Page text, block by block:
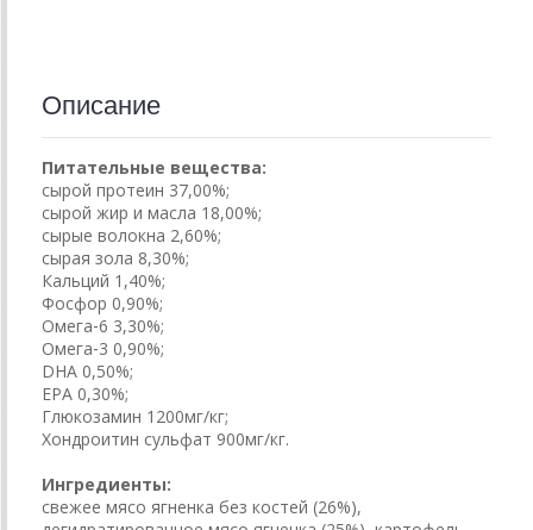
Описание
Питательные вещества:
сырой протеин 37,00%;
сырой жир и масла 18,00%;
сырые волокна 2,60%;
сырая зола 8,30%;
Кальций 1,40%;
Фосфор 0,90%;
Омега‐6 3,30%;
Омега‐3 0,90%;
DHA 0,50%;
EPA 0,30%;
Глюкозамин 1200мг/кг;
Хондроитин сульфат 900мг/кг.
Ингредиенты:
свежее мясо ягненка без костей (26%),